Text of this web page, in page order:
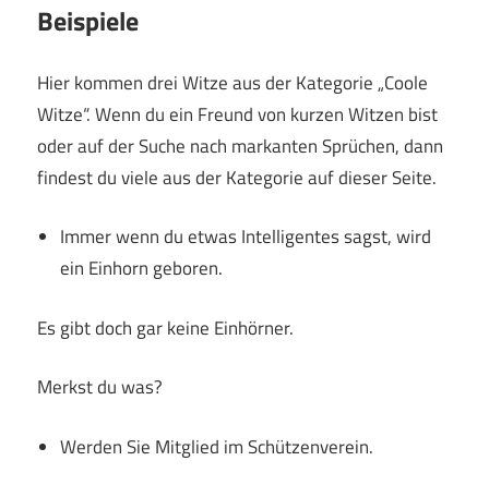
Beispiele
Hier kommen drei Witze aus der Kategorie „Coole
Witze“. Wenn du ein Freund von kurzen Witzen bist
oder auf der Suche nach markanten Sprüchen, dann
findest du viele aus der Kategorie auf dieser Seite.
Immer wenn du etwas Intelligentes sagst, wird
ein Einhorn geboren.
Es gibt doch gar keine Einhörner.
Merkst du was?
Werden Sie Mitglied im Schützenverein.